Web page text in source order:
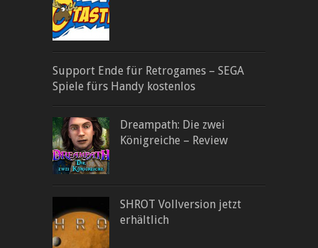
Support Ende für Retrogames – SEGA
Spiele fürs Handy kostenlos
Dreampath: Die zwei
Königreiche – Review
SHROT Vollversion jetzt
erhältlich